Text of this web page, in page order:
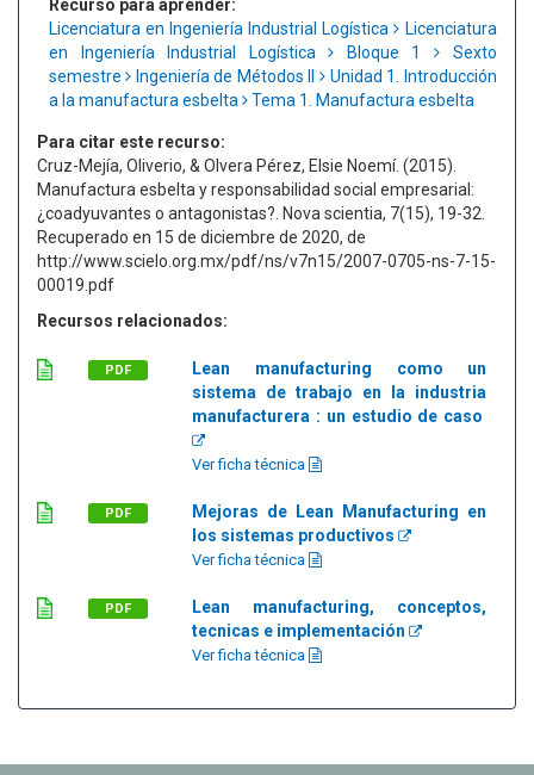
Recurso para aprender:
Licenciatura en Ingeniería Industrial Logística
Licenciatura
en Ingeniería Industrial Logística
Bloque 1
Sexto
semestre
Ingeniería de Métodos II
Unidad 1. Introducción
a la manufactura esbelta
Tema 1. Manufactura esbelta
Para citar este recurso:
Cruz-Mejía, Oliverio, & Olvera Pérez, Elsie Noemí. (2015).
Manufactura esbelta y responsabilidad social empresarial:
¿coadyuvantes o antagonistas?. Nova scientia, 7(15), 19-32.
Recuperado en 15 de diciembre de 2020, de
http://www.scielo.org.mx/pdf/ns/v7n15/2007-0705-ns-7-15-
00019.pdf
Recursos relacionados:
PDF
Lean manufacturing como un
sistema de trabajo en la industria
manufacturera : un estudio de caso
Ver ficha técnica
PDF
Mejoras de Lean Manufacturing en
los sistemas productivos
Ver ficha técnica
PDF
Lean manufacturing, conceptos,
tecnicas e implementación
Ver ficha técnica